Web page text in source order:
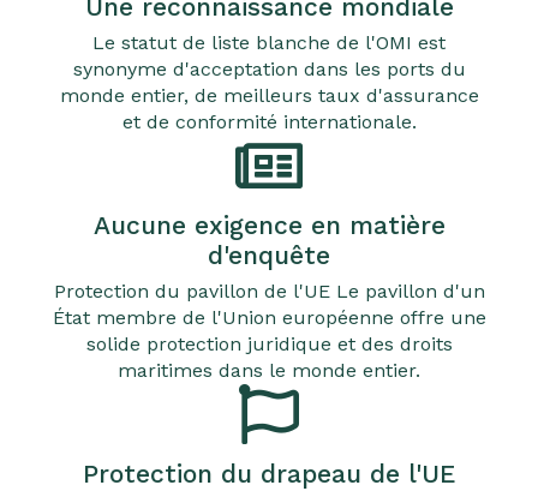
Une reconnaissance mondiale
Le statut de liste blanche de l'OMI est
synonyme d'acceptation dans les ports du
monde entier, de meilleurs taux d'assurance
et de conformité internationale.
Aucune exigence en matière
d'enquête
Protection du pavillon de l'UE Le pavillon d'un
État membre de l'Union européenne offre une
solide protection juridique et des droits
maritimes dans le monde entier.
Protection du drapeau de l'UE